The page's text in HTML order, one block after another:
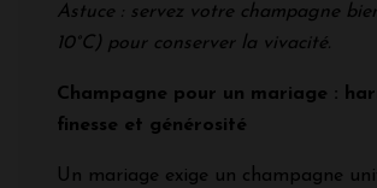
Astuce : servez votre champagne
10°C) pour conserver la vivacité.
Champagne pour un mariage :
finesse et générosité
Un mariage exige un champagne